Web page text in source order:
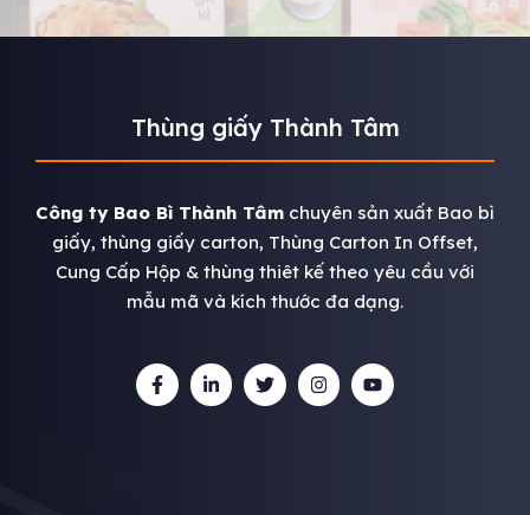
Thùng giấy Thành Tâm
Công ty Bao Bì Thành Tâm chuyên sản xuất Bao bì
giấy, thùng giấy carton, Thùng Carton In Offset,
Cung Cấp Hộp & thùng thiêt kế theo yêu cầu với
mẫu mã và kích thước đa dạng.